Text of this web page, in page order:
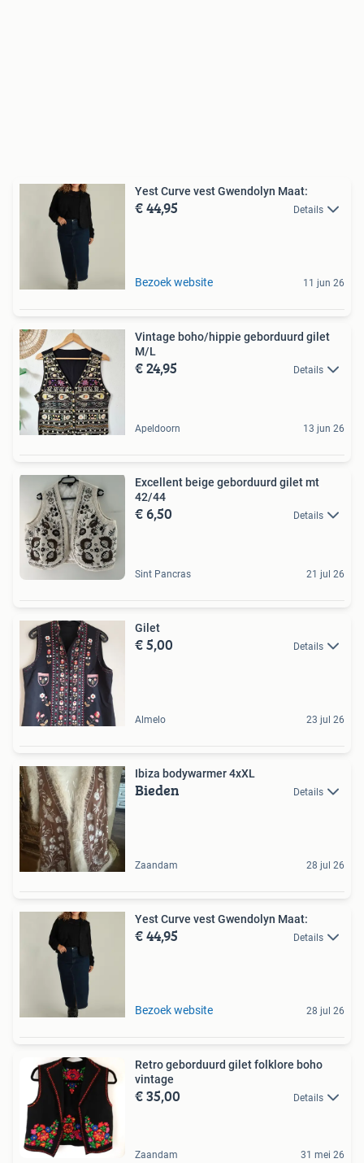
Yest Curve vest Gwendolyn Maat:
€ 44,95 Details
Bezoek website 11 jun 26
Vintage boho/hippie geborduurd gilet
M/L
€ 24,95 Details
Apeldoorn 13 jun 26
Excellent beige geborduurd gilet mt
42/44
€ 6,50 Details
Sint Pancras 21 jul 26
Gilet
€ 5,00 Details
Almelo 23 jul 26
Ibiza bodywarmer 4xXL
Bieden Details
Zaandam 28 jul 26
Yest Curve vest Gwendolyn Maat:
€ 44,95 Details
Bezoek website 28 jul 26
Retro geborduurd gilet folklore boho
vintage
€ 35,00 Details
Zaandam 31 mei 26